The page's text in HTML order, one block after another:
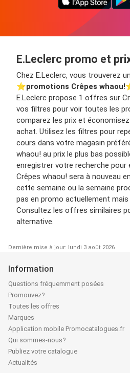
E.Leclerc promo et
Chez E.Leclerc, vous trouverez
⭐️promotions Crêpes whaou!
E.Leclerc propose 1 offres sur
vos filtres pour voir toutes les
comparez les prix et
achat. Utilisez les filtres pour
cours dans votre magasin
whaou! au prix le plus bas
enregistrer votre recherche pour
Crêpes whaou! sera à nouveau
cette semaine ou la semaine
pas en promo actuellement
Consultez les offres similaires
alternative.
Dernière mise à jour: lundi 3 août 2026
Information
Questions fréquemment posées
Promouvez?
Toutes les offres
Marques
Application mobile Promocatalogues.fr
Qui sommes-nous?
Publiez votre catalogue
Actualités